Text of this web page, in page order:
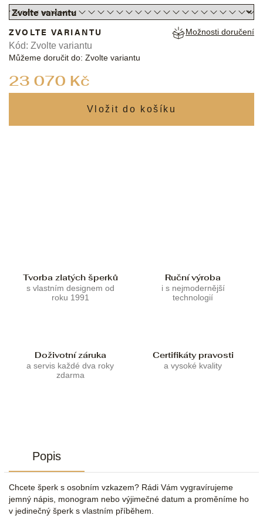
23 070 Kč
ZVOLTE VARIANTU
Můžeme doručit do: Zvolte variantu
Možnosti doručení
Kód: Zvolte variantu
Tvorba zlatých šperků
s vlastním designem od
roku 1991
Ruční výroba
i s nejmodernější
technologií
Doživotní záruka
a servis každé dva roky
zdarma
Certifikáty pravosti
a vysoké kvality
Popis
Chcete šperk s osobním vzkazem? Rádi Vám vygravírujeme
jemný nápis, monogram nebo výjimečné datum a proměníme ho
v jedinečný šperk s vlastním příběhem.